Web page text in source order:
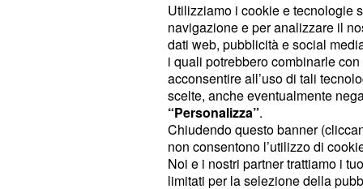
La settimana però nel suo
interessante del previsto in
che non si sono mai presentate
scappare.
Utilizziamo i cookie e tecnologie
navigazione e per analizzare il
dati web, pubblicità e social
i quali potrebbero combinarle
acconsentire all’uso di tali
scelte, anche eventualmente
“Personalizza”.
Chiudendo questo banner
non consentono l’utilizzo di
Noi e i nostri partner trattiamo i
limitati per la selezione della